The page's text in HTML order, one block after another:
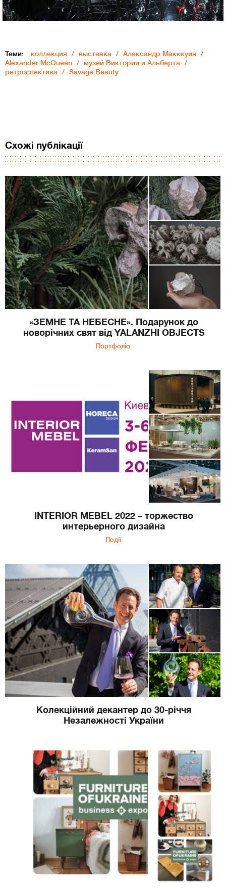
Теми: коллекция выставка
Александр Макккуин
Alexander McQueen
музей Виктории и Альберта
ретроспектива
Savage Beauty
Схожі публікації
«ЗЕМНЕ ТА НЕБЕСНЕ». Подарунок до
новорічних свят від YALANZHI OBJECTS
Портфоліо
INTERIOR MEBEL 2022 – торжество
интерьерного дизайна
Події
Колекційний декантер до 30-річчя
Незалежності України